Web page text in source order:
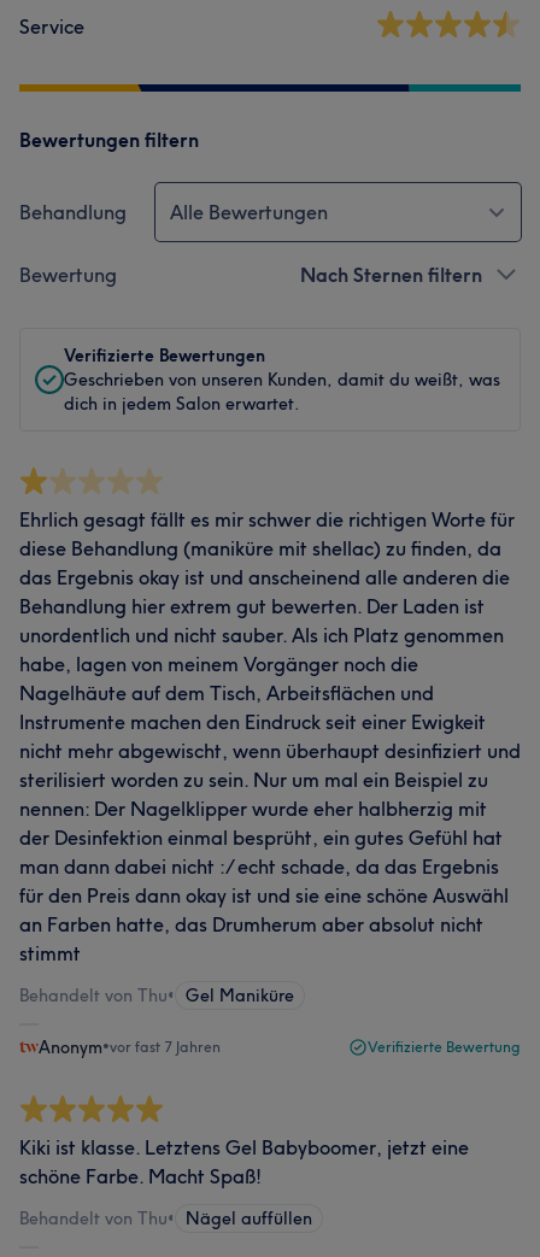
Service
Bewertungen filtern
Behandlung Alle Bewertungen
Bewertung Nach Sternen filtern
Verifizierte Bewertungen
Geschrieben von unseren Kunden, damit du weißt, was
dich in jedem Salon erwartet.
Ehrlich gesagt fällt es mir schwer die richtigen Worte für
diese Behandlung (maniküre mit shellac) zu finden, da
das Ergebnis okay ist und anscheinend alle anderen die
Behandlung hier extrem gut bewerten. Der Laden ist
unordentlich und nicht sauber. Als ich Platz genommen
habe, lagen von meinem Vorgänger noch die
Nagelhäute auf dem Tisch, Arbeitsflächen und
Instrumente machen den Eindruck seit einer Ewigkeit
nicht mehr abgewischt, wenn überhaupt desinfiziert und
sterilisiert worden zu sein. Nur um mal ein Beispiel zu
nennen: Der Nagelklipper wurde eher halbherzig mit
der Desinfektion einmal besprüht, ein gutes Gefühl hat
man dann dabei nicht :/ echt schade, da das Ergebnis
für den Preis dann okay ist und sie eine schöne Auswähl
an Farben hatte, das Drumherum aber absolut nicht
stimmt
Behandelt von Thu• Gel Maniküre
Anonym•vor fast 7 Jahren Verifizierte Bewertung
Kiki ist klasse. Letztens Gel Babyboomer, jetzt eine
schöne Farbe. Macht Spaß!
Behandelt von Thu• Nägel auffüllen